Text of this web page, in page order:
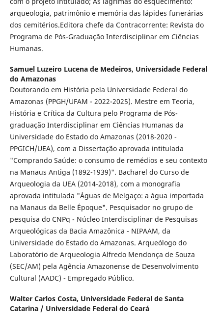
arqueologia, patrimônio e memória das lápides funerárias
dos cemitérios.Editora chefe da Contracorrente: Revista do
Programa de Pós-Graduação Interdisciplinar em Ciências
Humanas.
Samuel Luzeiro Lucena de Medeiros, Universidade Federal
do Amazonas
Doutorando em História pela Universidade Federal do
Amazonas (PPGH/UFAM - 2022-2025). Mestre em Teoria,
História e Crítica da Cultura pelo Programa de Pós-
graduação Interdisciplinar em Ciências Humanas da
Universidade do Estado do Amazonas (2018-2020 -
PPGICH/UEA), com a Dissertação aprovada intitulada
"Comprando Saúde: o consumo de remédios e seu contexto
na Manaus Antiga (1892-1939)". Bacharel do Curso de
Arqueologia da UEA (2014-2018), com a monografia
aprovada intitulada "Águas de Melgaço: a água importada
na Manaus da Belle Époque". Pesquisador no grupo de
pesquisa do CNPq - Núcleo Interdisciplinar de Pesquisas
Arqueológicas da Bacia Amazônica - NIPAAM, da
Universidade do Estado do Amazonas. Arqueólogo do
Laboratório de Arqueologia Alfredo Mendonça de Souza
(SEC/AM) pela Agência Amazonense de Desenvolvimento
Cultural (AADC) - Empregado Público.
Walter Carlos Costa, Universidade Federal de Santa
Catarina / Universidade Federal do Ceará